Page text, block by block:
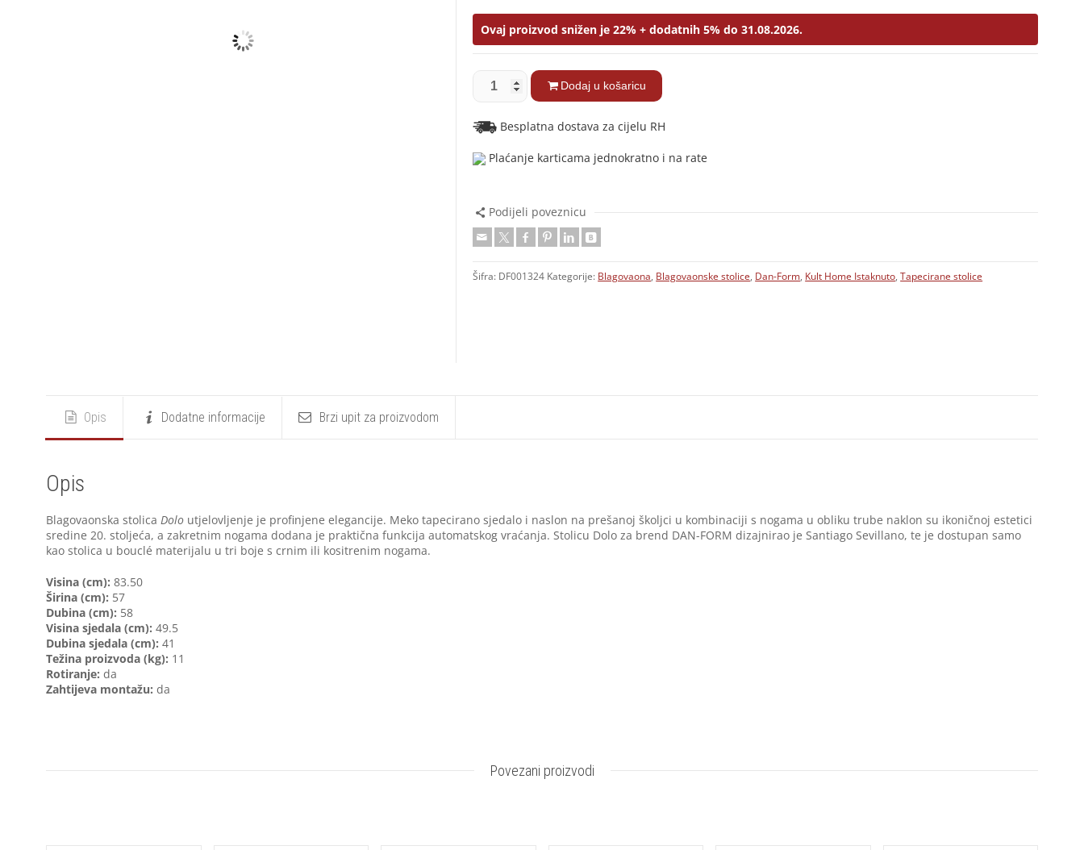
Ovaj proizvod snižen je 22% + dodatnih 5% do 31.08.2026.
Dodaj u košaricu
Besplatna dostava za cijelu RH
Plaćanje karticama jednokratno i na rate
Podijeli poveznicu
Šifra: DF001324 Kategorije: Blagovaona, Blagovaonske stolice, Dan-Form, Kult Home Istaknuto,Tapecirane stolice
Opis Dodatne informacije Brzi upit za proizvodom
Opis
Blagovaonska stolica Dolo utjelovljenje je profinjene elegancije. Meko tapecirano sjedalo i naslon na prešanoj školjci u kombinaciji s nogama u obliku trube naklon su ikoničnoj estetici
sredine 20. stoljeća, a zakretnim nogama dodana je praktična funkcija automatskog vraćanja. Stolicu Dolo za brend DAN-FORM dizajnirao je Santiago Sevillano, te je dostupan samo
kao stolica u bouclé materijalu u tri boje s crnim ili kositrenim nogama.
Visina (cm): 83.50
Širina (cm): 57
Dubina (cm): 58
Visina sjedala (cm): 49.5
Dubina sjedala (cm): 41
Težina proizvoda (kg): 11
Rotiranje: da
Zahtijeva montažu: da
Povezani proizvodi